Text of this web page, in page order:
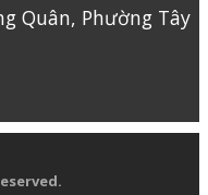
Quân, Phường Tây